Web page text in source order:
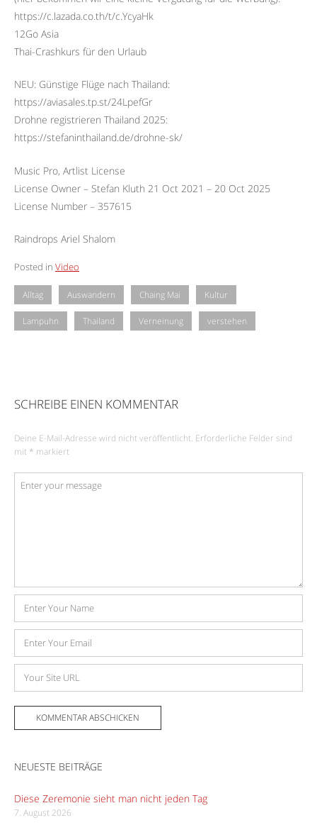
https://c.lazada.co.th/t/c.YcyaHk
12Go Asia
Thai-Crashkurs für den Urlaub
NEU: Günstige Flüge nach Thailand:
https://aviasales.tp.st/24LpefGr
Drohne registrieren Thailand 2025:
https://stefaninthailand.de/drohne-sk/
Music Pro, Artlist License
License Owner – Stefan Kluth 21 Oct 2021 – 20 Oct 2025
License Number – 357615
Raindrops Ariel Shalom
Posted in Video
Alltag Auswandern Chaing Mai Kultur
Lampuhn Thailand Verneinung verstehen
SCHREIBE EINEN KOMMENTAR
Deine E-Mail-Adresse wird nicht veröffentlicht. Erforderliche Felder sind
mit * markiert
Kommentar
Name
Mail-
Adresse
Website
NEUESTE BEITRÄGE
Diese Zeremonie sieht man nicht jeden Tag
7. August 2026